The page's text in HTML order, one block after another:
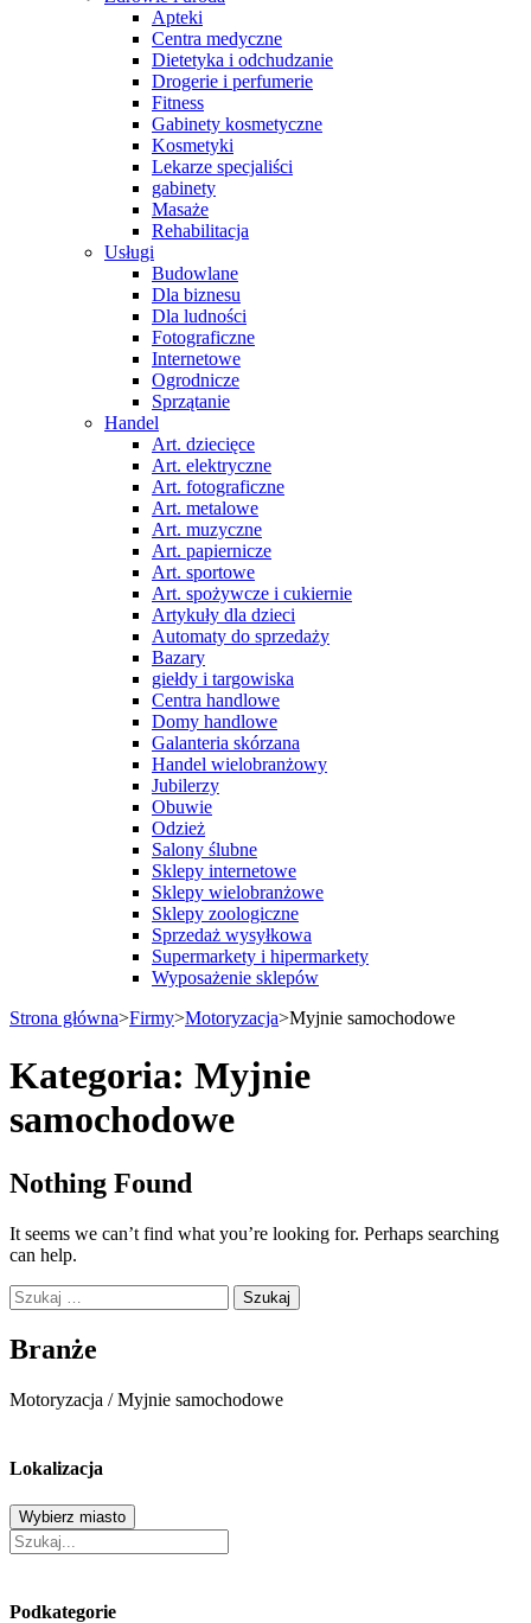
Apteki
Centra medyczne
Dietetyka i odchudzanie
Drogerie i perfumerie
Fitness
Gabinety kosmetyczne
Kosmetyki
Lekarze specjaliści
gabinety
Masaże
Rehabilitacja
Usługi
Budowlane
Dla biznesu
Dla ludności
Fotograficzne
Internetowe
Ogrodnicze
Sprzątanie
Handel
Art. dziecięce
Art. elektryczne
Art. fotograficzne
Art. metalowe
Art. muzyczne
Art. papiernicze
Art. sportowe
Art. spożywcze i cukiernie
Artykuły dla dzieci
Automaty do sprzedaży
Bazary
giełdy i targowiska
Centra handlowe
Domy handlowe
Galanteria skórzana
Handel wielobranżowy
Jubilerzy
Obuwie
Odzież
Salony ślubne
Sklepy internetowe
Sklepy wielobranżowe
Sklepy zoologiczne
Sprzedaż wysyłkowa
Supermarkety i hipermarkety
Wyposażenie sklepów
Strona główna>Firmy>Motoryzacja>Myjnie samochodowe
Kategoria: Myjnie
samochodowe
Nothing Found
It seems we can’t find what you’re looking for. Perhaps searching
can help.
Szukaj:
Branże
Motoryzacja /Myjnie samochodowe
Lokalizacja
Wybierz miasto
Podkategorie